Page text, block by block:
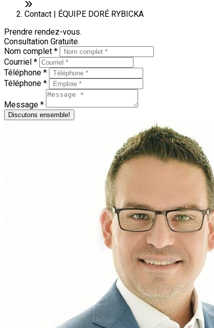
Contact | ÉQUIPE DORÉ RYBICKA
Prendre rendez-vous.
Consultation Gratuite.
Nom complet *
Courriel *
Téléphone *
Téléphone *
Message *
Discutons ensemble!